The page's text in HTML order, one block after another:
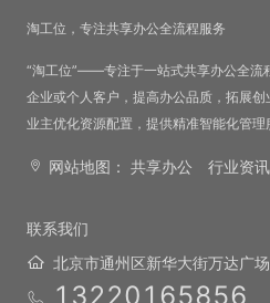
淘工位，专注共享办公全流程服务
“淘工位”——专注于一站式共享办公全流
企业或个人客户，提高办公品质，拓展
业主优化资源配置，提供精准智能化管理
网站地图： 共享办公 行业资讯
联系我们
北京市通州区新华大街万达广
13220165856